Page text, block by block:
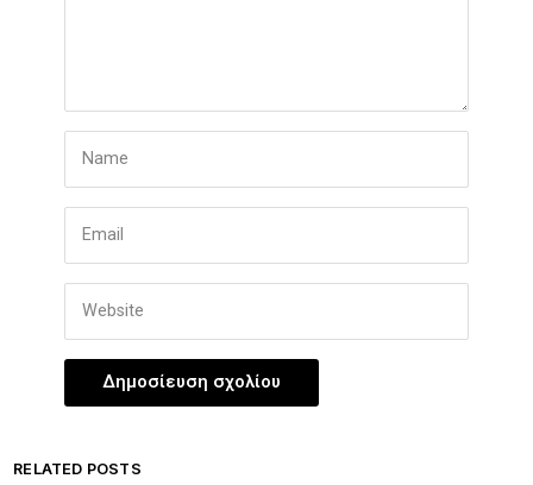
RELATED POSTS